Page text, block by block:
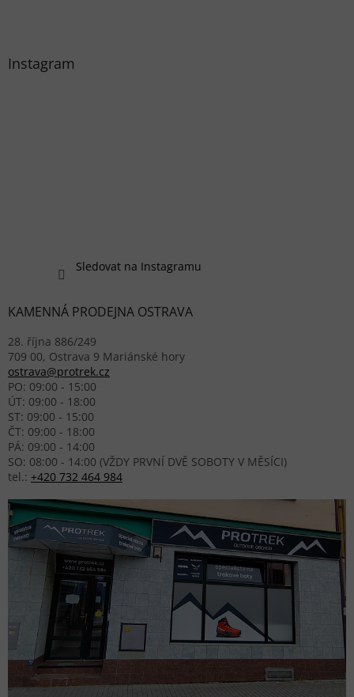
Instagram
Sledovat na Instagramu
KAMENNÁ PRODEJNA OSTRAVA
28. října 886/249
709 00, Ostrava 9 Mariánské hory
ostrava@protrek.cz
PO: 09:00 - 15:00
ÚT: 09:00 - 18:00
ST: 09:00 - 15:00
ČT: 09:00 - 18:00
PÁ: 09:00 - 14:00
SO: 08:00 - 14:00 (VŽDY PRVNÍ DVĚ SOBOTY V MĚSÍCI)
tel.: +420 732 464 984